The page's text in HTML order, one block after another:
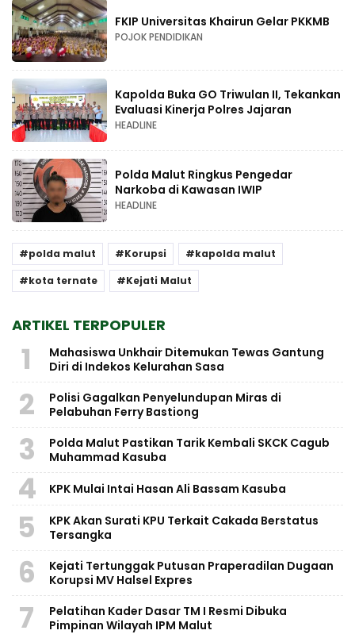
FKIP Universitas Khairun Gelar PKKMB
POJOK PENDIDIKAN
Kapolda Buka GO Triwulan II, Tekankan
Evaluasi Kinerja Polres Jajaran
HEADLINE
Polda Malut Ringkus Pengedar
Narkoba di Kawasan IWIP
HEADLINE
polda malut Korupsi
kapolda malut
kota ternate
Kejati Malut
ARTIKEL TERPOPULER
1
Mahasiswa Unkhair Ditemukan Tewas Gantung
Diri di Indekos Kelurahan Sasa
2
Polisi Gagalkan Penyelundupan Miras di
Pelabuhan Ferry Bastiong
3
Polda Malut Pastikan Tarik Kembali SKCK Cagub
Muhammad Kasuba
4 KPK Mulai Intai Hasan Ali Bassam Kasuba
5
KPK Akan Surati KPU Terkait Cakada Berstatus
Tersangka
6
Kejati Tertunggak Putusan Praperadilan Dugaan
Korupsi MV Halsel Expres
7
Pelatihan Kader Dasar TM I Resmi Dibuka
Pimpinan Wilayah IPM Malut